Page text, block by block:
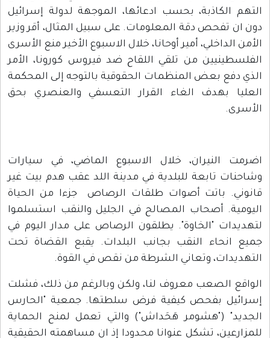
التهم الكاذبة، بحسب ادعائها، الموجهة لدولة إسرائيل
دون ان تفحص دقة المعلومات. على سبيل المثال، أقر وزير
الأمن الداخلي، أمير أوحانا، خلال الاسبوع الأخير منع الأسرى
الفلسطينيين من تلقي اللقاح ضد فيروس كورونا، الأمر
الذي دفع بعض المنظمات الحقوقية بالتوجه إلى المحكمة
العليا بهدف الغاء القرار التعسفي والعنصري بحق
الأسرى.
اضرمت النيران، خلال الاسبوع الماضي، في سيارات
وشاحنات تابعة للبلدية في مدينة اللد عقب هدم بيت غير
قانوني. باتت أصوات طلقات الرصاص جزءا من الحياة
اليومية. أصحاب المصالح في الجليل والنقب استسلموا
لتهديدات "الخاوة". يطلقون الرصاص على مدار اليوم في
جميع انحاء النقب بجانب البلدات. يقبع القضاة تحت
التهديدات، وتعاني الشرطة من نقص في القوة.
الواقع الصعب معروف لنا، ولكن وبالرغم من ذلك، فشلت
إسرائيل بفحص كيفية فرض سلطتها. جمعية "الحارس
الجديد" ("هشومر هَحَداش") والتي تعمل لمنح الحماية
للمزارعين، تشكل عنوانا محدودا إذ ان مساهمته الحقيقية